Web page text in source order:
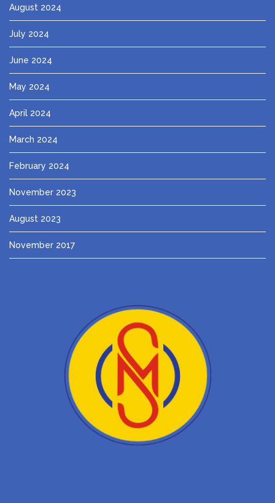
August 2024
July 2024
June 2024
May 2024
April 2024
March 2024
February 2024
November 2023
August 2023
November 2017